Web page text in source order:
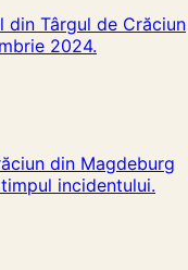
din Târgul de Crăciun
2024.
din Magdeburg
incidentului.